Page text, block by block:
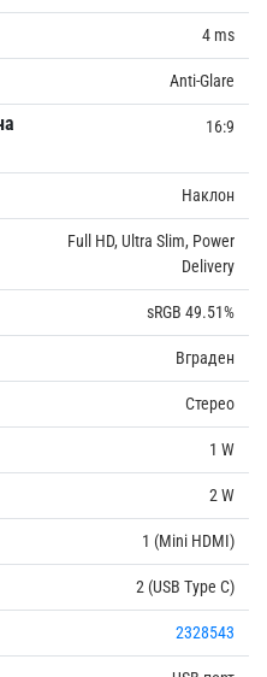
4 ms
Anti-Glare
16:9
Наклон
Full HD, Ultra Slim, Power
Delivery
sRGB 49.51%
Вграден
Стерео
1 W
2 W
1 (Mini HDMI)
2 (USB Type C)
2328543